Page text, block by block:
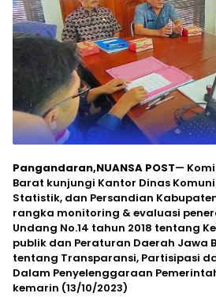
Pangandaran,NUANSA POST—
Barat kunjungi Kantor Dinas
Statistik, dan Persandian
rangka monitoring & evaluasi
Undang No.14 tahun 2018 tentang
publik dan Peraturan Daerah Jawa
tentang Transparansi, Partisipasi
Dalam Penyelenggaraan
kemarin (13/10/2023)